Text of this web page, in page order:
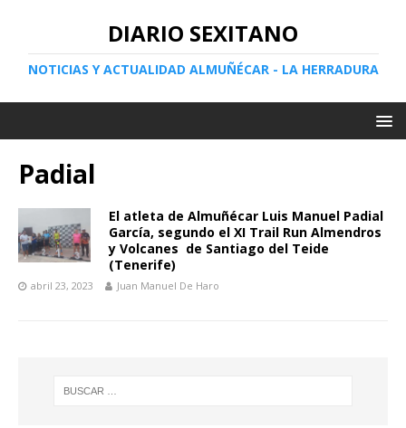
DIARIO SEXITANO
NOTICIAS Y ACTUALIDAD ALMUÑÉCAR - LA HERRADURA
Padial
El atleta de Almuñécar Luis Manuel Padial
García, segundo el XI Trail Run Almendros
y Volcanes de Santiago del Teide
(Tenerife)
abril 23, 2023 Juan Manuel De Haro